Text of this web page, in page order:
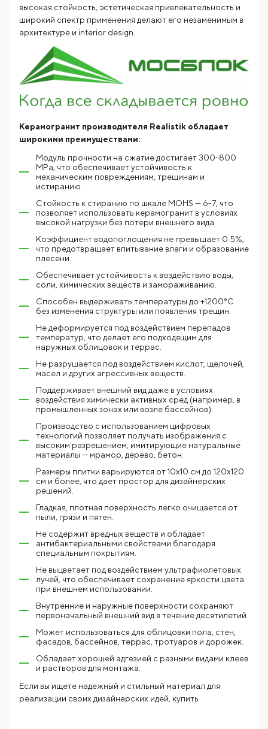
высокая стойкость, эстетическая привлекательность и
широкий спектр применения делают его незаменимым в
архитектуре и interior design.
Керамогранит производителя Realistik обладает
широкими преимуществами:
Модуль прочности на сжатие достигает 300-800
MPa, что обеспечивает устойчивость к
механическим повреждениям, трещинам и
истиранию.
Стойкость к стиранию по шкале MOHS — 6-7, что
позволяет использовать керамогранит в условиях
высокой нагрузки без потери внешнего вида.
Коэффициент водопоглощения не превышает 0.5%,
что предотвращает впитывание влаги и образование
плесени.
Обеспечивает устойчивость к воздействию воды,
соли, химических веществ и замораживанию.
Способен выдерживать температуры до +1200°C
без изменения структуры или появления трещин.
Не деформируется под воздействием перепадов
температур, что делает его подходящим для
наружных облицовок и террас.
Не разрушается под воздействием кислот, щелочей,
масел и других агрессивных веществ.
Поддерживает внешний вид даже в условиях
воздействия химически активных сред (например, в
промышленных зонах или возле бассейнов).
Производство с использованием цифровых
технологий позволяет получать изображения с
высоким разрешением, имитирующие натуральные
материалы — мрамор, дерево, бетон.
Размеры плитки варьируются от 10х10 см до 120х120
см и более, что дает простор для дизайнерских
решений.
Гладкая, плотная поверхность легко очищается от
пыли, грязи и пятен.
Не содержит вредных веществ и обладает
антибактериальными свойствами благодаря
специальным покрытиям.
Не выцветает под воздействием ультрафиолетовых
лучей, что обеспечивает сохранение яркости цвета
при внешнем использовании.
Внутренние и наружные поверхности сохраняют
первоначальный внешний вид в течение десятилетий.
Может использоваться для облицовки пола, стен,
фасадов, бассейнов, террас, тротуаров и дорожек.
Обладает хорошей адгезией с разными видами клеев
и растворов для монтажа.
Если вы ищете надежный и стильный материал для
реализации своих дизайнерских идей, купить